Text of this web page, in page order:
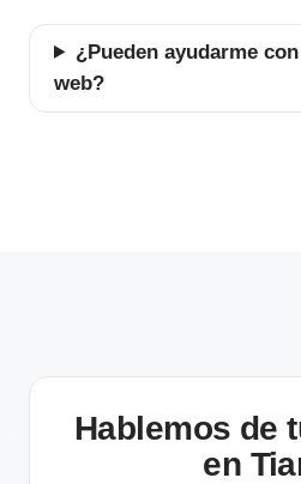
¿Pueden ayudarme
web?
Hablemos de
en